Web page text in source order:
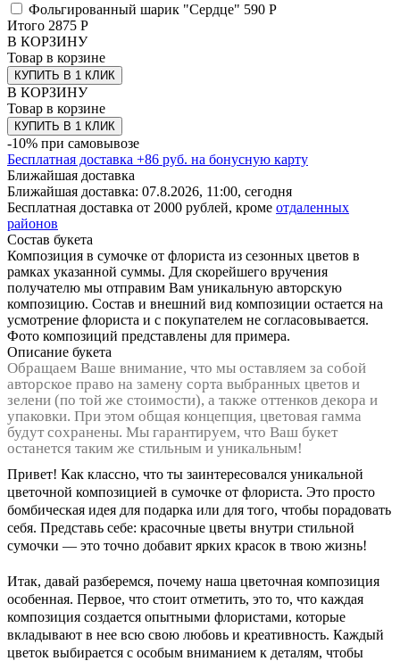
Фольгированный шарик "Сердце" 590 Р
Итого 2875 Р
В КОРЗИНУ
Товар в корзине
КУПИТЬ В 1 КЛИК
В КОРЗИНУ
Товар в корзине
КУПИТЬ В 1 КЛИК
-10% при самовывозе
Бесплатная доставка +86 руб. на бонусную карту
Ближайшая доставка
Ближайшая доставка: 07.8.2026, 11:00, сегодня
Бесплатная доставка от 2000 рублей, кроме отдаленных
районов
Состав букета
Композиция в сумочке от флориста из сезонных цветов в
рамках указанной суммы. Для скорейшего вручения
получателю мы отправим Вам уникальную авторскую
композицию. Состав и внешний вид композиции остается на
усмотрение флориста и с покупателем не согласовывается.
Фото композиций представлены для примера.
Описание букета
Обращаем Ваше внимание, что мы оставляем за собой
авторское право на замену сорта выбранных цветов и
зелени (по той же стоимости), а также оттенков декора и
упаковки. При этом общая концепция, цветовая гамма
будут сохранены. Мы гарантируем, что Ваш букет
останется таким же стильным и уникальным!
Привет! Как классно, что ты заинтересовался уникальной
цветочной композицией в сумочке от флориста. Это просто
бомбическая идея для подарка или для того, чтобы порадовать
себя. Представь себе: красочные цветы внутри стильной
сумочки — это точно добавит ярких красок в твою жизнь!
Итак, давай разберемся, почему наша цветочная композиция
особенная. Первое, что стоит отметить, это то, что каждая
композиция создается опытными флористами, которые
вкладывают в нее всю свою любовь и креативность. Каждый
цветок выбирается с особым вниманием к деталям, чтобы